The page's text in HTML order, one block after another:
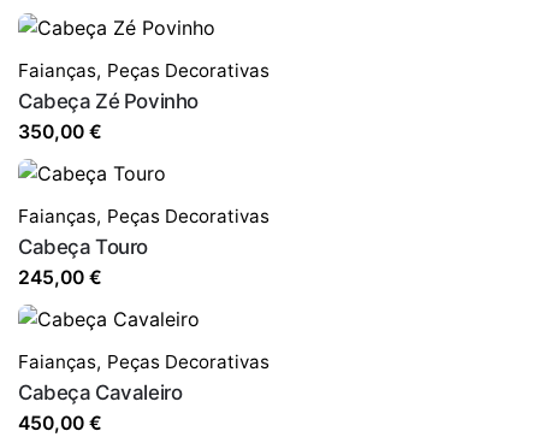
Faianças, Peças Decorativas
Cabeça Zé Povinho
350,00 €
Faianças, Peças Decorativas
Cabeça Touro
245,00 €
Faianças, Peças Decorativas
Cabeça Cavaleiro
450,00 €